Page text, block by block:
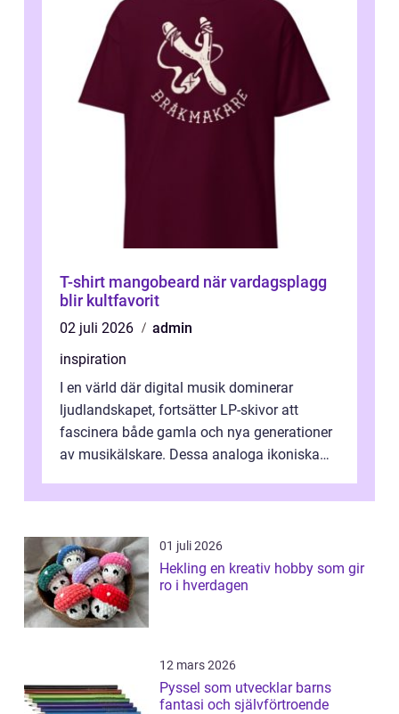
T-shirt mangobeard när vardagsplagg
blir kultfavorit
02 juli 2026
admin
inspiration
I en värld där digital musik dominerar
ljudlandskapet, fortsätter LP-skivor att
fascinera både gamla och nya generationer
av musikälskare. Dessa analoga ikoniska
01 juli 2026
Hekling en kreativ hobby som gir
ro i hverdagen
12 mars 2026
Pyssel som utvecklar barns
fantasi och självförtroende